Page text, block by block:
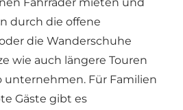
durch die offene
die Wanderschuhe
wie auch längere Touren
unternehmen. Für Familien
Gäste gibt es